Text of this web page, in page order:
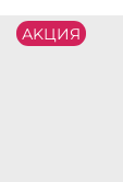
АKЦИЯ